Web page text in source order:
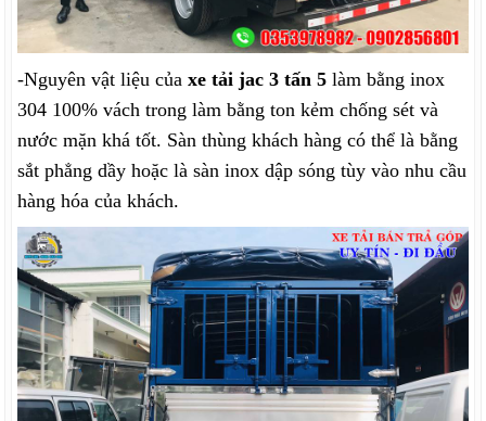
-Nguyên vật liệu củaxe tải jac 3 tấn 5 làm bằng inox
304 100% vách trong làm bằng ton kẻm chống sét và
nước mặn khá tốt. Sàn thùng khách hàng có thể là bằng
sắt phẳng dầy hoặc là sàn inox dập sóng tùy vào nhu cầu
hàng hóa của khách.